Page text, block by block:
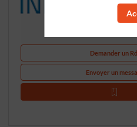
Demander un
Envoyer un